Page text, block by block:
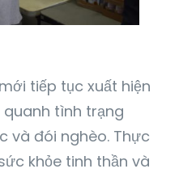
tiếp tục xuất hiện
quanh tình trạng
và đói nghèo. Thực
khỏe tinh thần và